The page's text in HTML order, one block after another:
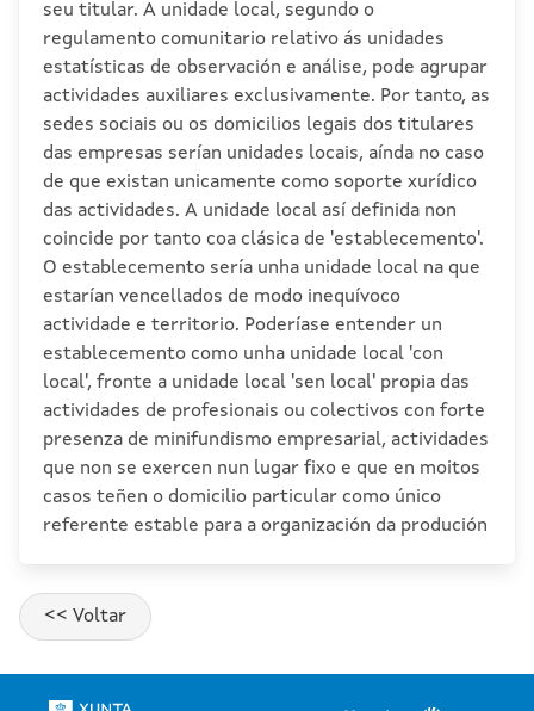
seu titular. A unidade local, segundo o
regulamento comunitario relativo ás unidades
estatísticas de observación e análise, pode agrupar
actividades auxiliares exclusivamente. Por tanto, as
sedes sociais ou os domicilios legais dos titulares
das empresas serían unidades locais, aínda no caso
de que existan unicamente como soporte xurídico
das actividades. A unidade local así definida non
coincide por tanto coa clásica de 'establecemento'.
O establecemento sería unha unidade local na que
estarían vencellados de modo inequívoco
actividade e territorio. Poderíase entender un
establecemento como unha unidade local 'con
local', fronte a unidade local 'sen local' propia das
actividades de profesionais ou colectivos con forte
presenza de minifundismo empresarial, actividades
que non se exercen nun lugar fixo e que en moitos
casos teñen o domicilio particular como único
referente estable para a organización da produción